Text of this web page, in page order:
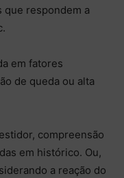
que respondem a
em fatores
de queda ou alta
compreensão
em histórico. Ou,
a reação do